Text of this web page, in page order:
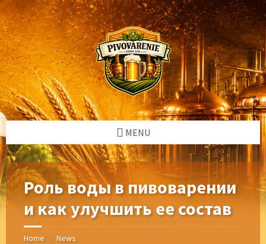
Skip
to
content
Skip
to
left
sidebar
Skip
to
right
sidebar
Skip
to
footer
MENU
Роль воды в пивоварении
и как улучшить ее состав
Home / News